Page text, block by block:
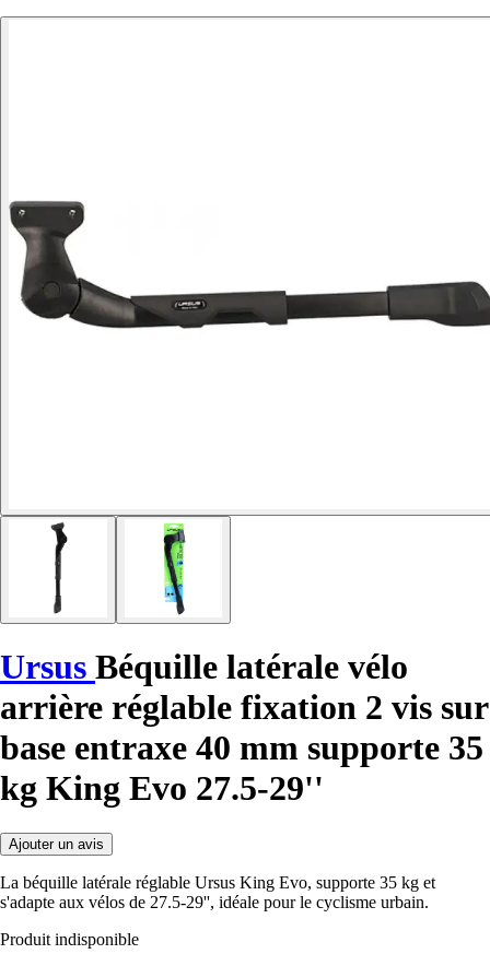
Ursus Béquille latérale vélo
arrière réglable fixation 2 vis sur
base entraxe 40 mm supporte 35
kg King Evo 27.5-29''
Ajouter un avis
La béquille latérale réglable Ursus King Evo, supporte 35 kg et
s'adapte aux vélos de 27.5-29'', idéale pour le cyclisme urbain.
Produit indisponible